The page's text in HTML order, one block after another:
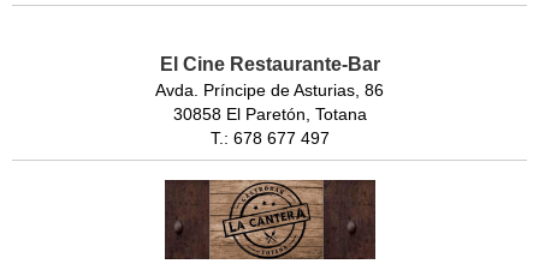
El Cine Restaurante-Bar
Avda. Príncipe de Asturias, 86
30858 El Paretón, Totana
T.: 678 677 497